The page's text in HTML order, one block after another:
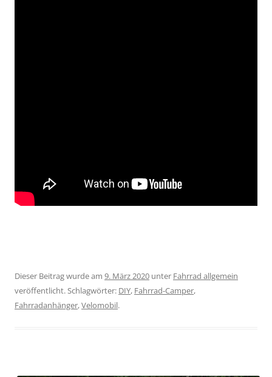
Dieser Beitrag wurde am 9. März 2020 unter Fahrrad allgemein
veröffentlicht. Schlagwörter: DIY, Fahrrad-Camper,
Fahrradanhänger,Velomobil.